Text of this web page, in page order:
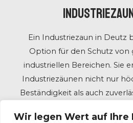
Wir legen Wert auf Ihre
Ein Industriezaun in Deutz
Option für den Schutz von
industriellen Bereichen. Sie
Industriezäunen nicht nur
Beständigkeit als auch